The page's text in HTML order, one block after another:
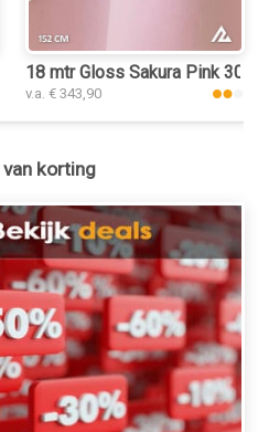
Gloss keukenfolie
18 mtr Gloss Sakura Pink
v.a. € 343,90
korting